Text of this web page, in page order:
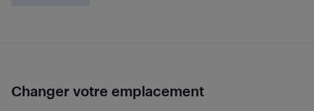
Changer votre emplacement